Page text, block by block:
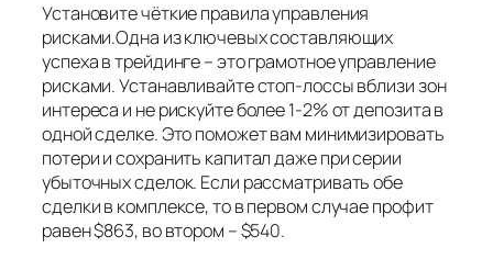
Установите чёткие правила управления
рисками.Одна из ключевых составляющих
успеха в трейдинге – это грамотное управление
рисками. Устанавливайте стоп-лоссы вблизи зон
интереса и не рискуйте более 1-2% от депозита в
одной сделке. Это поможет вам минимизировать
потери и сохранить капитал даже при серии
убыточных сделок. Если рассматривать обе
сделки в комплексе, то в первом случае профит
равен $863, во втором – $540.